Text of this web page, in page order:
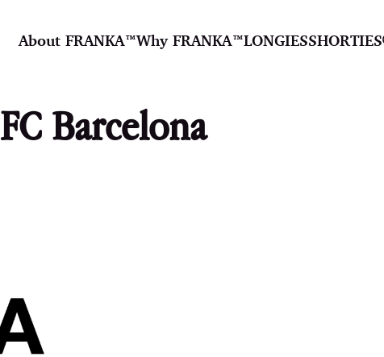
About FRANKA™️Why FRANKA™️LONGIESSHORTIES
FC Barcelona